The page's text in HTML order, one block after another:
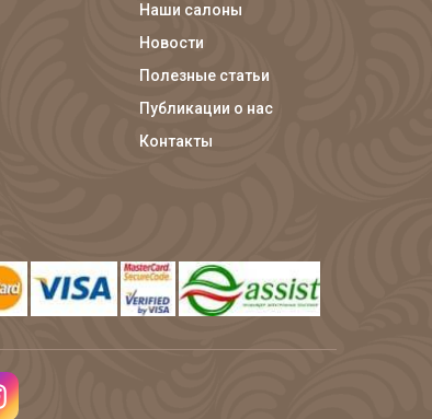
Наши салоны
Новости
Полезные статьи
Публикации о нас
Контакты